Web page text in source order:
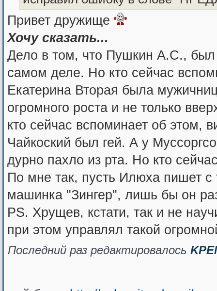
Привет дружище
Хочу сказать...
Дело в том, что Пушкин А.С.,
самом деле. Но кто сейчас
Екатерина Вторая была
огромного роста и не только
кто сейчас вспоминает об этом,
Чайкоский был гей. А у
дурно пахло из рта. Но кто
По мне так, пусть Илюха пишет с
машинка "Зингер", лишь бы он
PS. Хрущев, кстати, так и не
при этом управлял такой
Последний раз редактировалось